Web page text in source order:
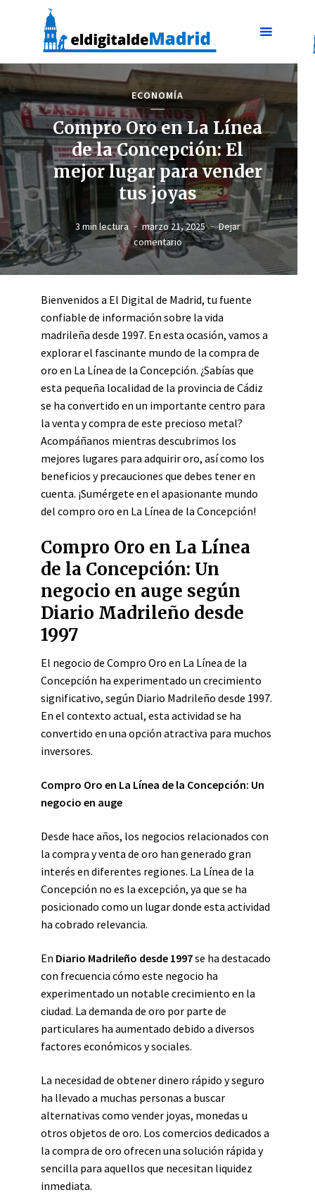
ECONOMÍA
Compro Oro en La Línea
de la Concepción: El
mejor lugar para vender
tus joyas
3 min lectura marzo 21, 2025
Dejar
comentario
Bienvenidos a El Digital de Madrid, tu fuente
confiable de información sobre la vida
madrileña desde 1997. En esta ocasión, vamos a
explorar el fascinante mundo de la compra de
oro en La Línea de la Concepción. ¿Sabías que
esta pequeña localidad de la provincia de Cádiz
se ha convertido en un importante centro para
la venta y compra de este precioso metal?
Acompáñanos mientras descubrimos los
mejores lugares para adquirir oro, así como los
beneficios y precauciones que debes tener en
cuenta. ¡Sumérgete en el apasionante mundo
del compro oro en La Línea de la Concepción!
Compro Oro en La Línea
de la Concepción: Un
negocio en auge según
Diario Madrileño desde
1997
El negocio de Compro Oro en La Línea de la
Concepción ha experimentado un crecimiento
significativo, según Diario Madrileño desde 1997.
En el contexto actual, esta actividad se ha
convertido en una opción atractiva para muchos
inversores.
Compro Oro en La Línea de la Concepción: Un
negocio en auge
Desde hace años, los negocios relacionados con
la compra y venta de oro han generado gran
interés en diferentes regiones. La Línea de la
Concepción no es la excepción, ya que se ha
posicionado como un lugar donde esta actividad
ha cobrado relevancia.
En Diario Madrileño desde 1997se ha destacado
con frecuencia cómo este negocio ha
experimentado un notable crecimiento en la
ciudad. La demanda de oro por parte de
particulares ha aumentado debido a diversos
factores económicos y sociales.
La necesidad de obtener dinero rápido y seguro
ha llevado a muchas personas a buscar
alternativas como vender joyas, monedas u
otros objetos de oro. Los comercios dedicados a
la compra de oro ofrecen una solución rápida y
sencilla para aquellos que necesitan liquidez
inmediata.